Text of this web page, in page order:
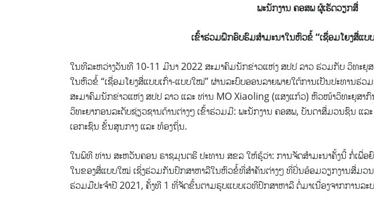
ພະນັກງານ ຄອສພ ຜູ້ເຮັດວຽກສື່
ເຂົ້າຮ່ວມຝຶກອົບຮົມສຳມະນາໃນຫົວຂໍ້“ເຊື່ອມໂຍງສື່ແບ
ໃນທີລະຫວ່າງວັນທີ 10-11 ມີນາ 2022 ສະມາຄົມນັກຂ່າວແຫ່ງ ສປປ ລາວ ຮ່ວມກັບ ວິທະຍຸສ
ໃນຫົວຂໍ້ “ເຊື່ອມໂຍງສື່ແບບເກົ່າ-ແບບໃໝ່” ຜ່ານລະບົບອອນລາຍພາຍໃຕ້ການເປັນປະທານຮ່
ສະມາຄົມນັກຂ່າວແຫ່ງ ສປປ ລາວ ແລະ ທ່ານ MO Xiaoling (ແສງແກ້ວ) ຫົວໜ້າວິທະຍຸສາ
ວິທະຍາກອນລະດັບຊ່ຽວຊານດ້ານຕ່າງໆ ເຂົ້າຮ່ວມມີ: ພະນັກງານ ຄອສພ, ບັນດາສື່ມວນຊົນ ແລ
ເອກະຊົນ ຂັ້ນສູນກາງ ແລະ ທ້ອງຖິ່ນ.
ໃນພິທີ ທ່ານ ສະຫວັນຄອນ ຣາຊມຸນຕຣີ ປະທານ ສຂລ ໃຫ້ຮູ້ວ່າ: ການຈັດສໍາມະນາຄັ້ງນີ້ ກໍ່ເພື່ອ
ໃນຂອງສື່ແບບໃໝ່ ເຊິ່ງຮ່ວມກັນປຶກສາຫາລືໃນຫົວຂໍ້ທີ່ສໍາຄັນຕ່າງໆ ທີ່ປິ່ນອ້ອມວຽກງານສື່ມວ
ຮ່ວມມືປະຈໍາປີ 2021, ຄັ້ງທີ 1 ທີ່ຈັດຂຶ້ນຕາມຮູບແບບເວທີປຶກສາຫາລື ຕໍ່ມາເນື່ອງຈາກການລະ